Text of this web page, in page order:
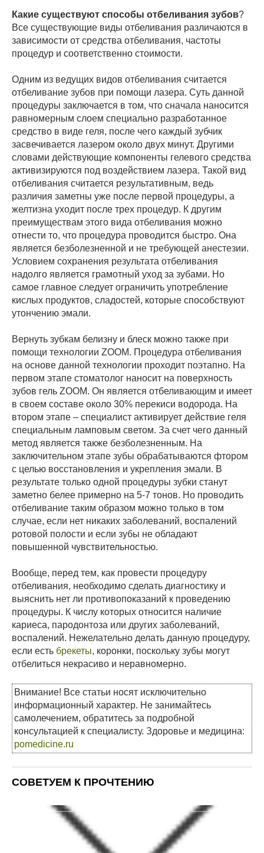
Какие существуют способы отбеливания зубов?
Все существующие виды отбеливания различаются в
зависимости от средства отбеливания, частоты
процедур и соответственно стоимости.
Одним из ведущих видов отбеливания считается
отбеливание зубов при помощи лазера. Суть данной
процедуры заключается в том, что сначала наносится
равномерным слоем специально разработанное
средство в виде геля, после чего каждый зубчик
засвечивается лазером около двух минут. Другими
словами действующие компоненты гелевого средства
активизируются под воздействием лазера. Такой вид
отбеливания считается результативным, ведь
различия заметны уже после первой процедуры, а
желтизна уходит после трех процедур. К другим
преимуществам этого вида отбеливания можно
отнести то, что процедура проводится быстро. Она
является безболезненной и не требующей анестезии.
Условием сохранения результата отбеливания
надолго является грамотный уход за зубами. Но
самое главное следует ограничить употребление
кислых продуктов, сладостей, которые способствуют
утончению эмали.
Вернуть зубкам белизну и блеск можно также при
помощи технологии ZOOM. Процедура отбеливания
на основе данной технологии проходит поэтапно. На
первом этапе стоматолог наносит на поверхность
зубов гель ZOOM. Он является отбеливающим и имеет
в своем составе около 30% перекиси водорода. На
втором этапе – специалист активирует действие геля
специальным ламповым светом. За счет чего данный
метод является также безболезненным. На
заключительном этапе зубы обрабатываются фтором
с целью восстановления и укрепления эмали. В
результате только одной процедуры зубки станут
заметно белее примерно на 5-7 тонов. Но проводить
отбеливание таким образом можно только в том
случае, если нет никаких заболеваний, воспалений
ротовой полости и если зубы не обладают
повышенной чувствительностью.
Вообще, перед тем, как провести процедуру
отбеливания, необходимо сделать диагностику и
выяснить нет ли противопоказаний к проведению
процедуры. К числу которых относится наличие
кариеса, пародонтоза или других заболеваний,
воспалений. Нежелательно делать данную процедуру,
если есть брекеты, коронки, поскольку зубы могут
отбелиться некрасиво и неравномерно.
Внимание! Все статьи носят исключительно
информационный характер. Не занимайтесь
самолечением, обратитесь за подробной
консультацией к специалисту. Здоровье и медицина:
pomedicine.ru
СОВЕТУЕМ К ПРОЧТЕНИЮ